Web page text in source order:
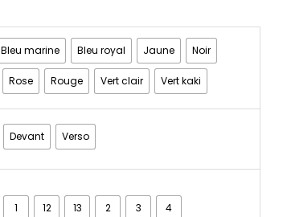
Bleu marine Bleu royal Jaune Noir
Rose Rouge Vert clair Vert kaki
Devant Verso
1 12 13 2 3 4